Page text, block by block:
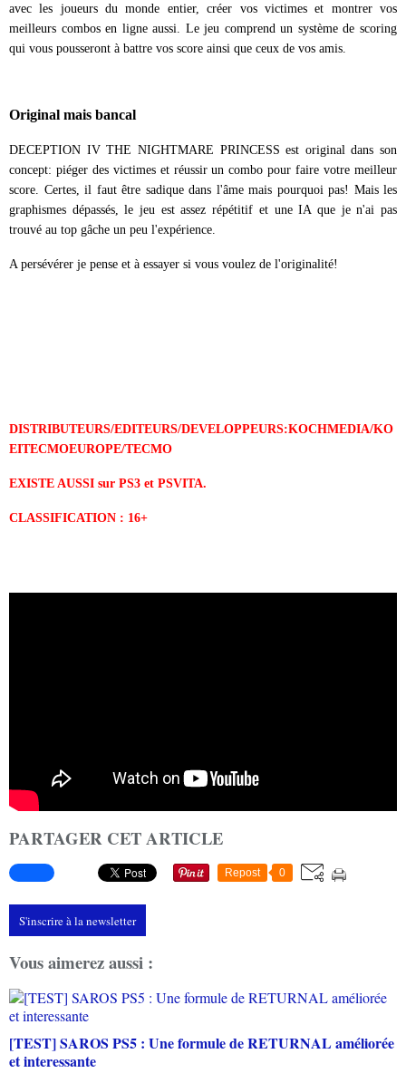
avec les joueurs du monde entier, créer vos victimes et montrer vos
meilleurs combos en ligne aussi. Le jeu comprend un système de scoring
qui vous pousseront à battre vos score ainsi que ceux de vos amis.
Original mais bancal
DECEPTION IV THE NIGHTMARE PRINCESS est original dans son
concept: piéger des victimes et réussir un combo pour faire votre meilleur
score. Certes, il faut être sadique dans l'âme mais pourquoi pas! Mais les
graphismes dépassés, le jeu est assez répétitif et une IA que je n'ai pas
trouvé au top gâche un peu l'expérience.
A persévérer je pense et à essayer si vous voulez de l'originalité!
DISTRIBUTEURS/EDITEURS/DEVELOPPEURS:KOCHMEDIA/KO
EITECMOEUROPE/TECMO
EXISTE AUSSI sur PS3 et PSVITA.
CLASSIFICATION : 16+
PARTAGER CET ARTICLE
Repost 0
S'inscrire à la newsletter
Vous aimerez aussi :
[TEST] SAROS PS5 : Une formule de RETURNAL améliorée
et interessante